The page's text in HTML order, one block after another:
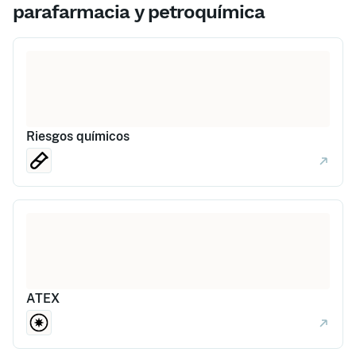
parafarmacia y petroquímica
Riesgos químicos
ATEX